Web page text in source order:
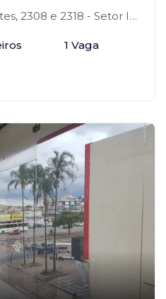
2318 - Setor Industrial, Brasília-DF
1 Vaga